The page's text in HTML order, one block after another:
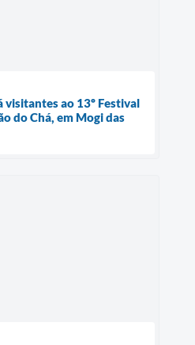
ao 13º Festival
do Chá, em Mogi das